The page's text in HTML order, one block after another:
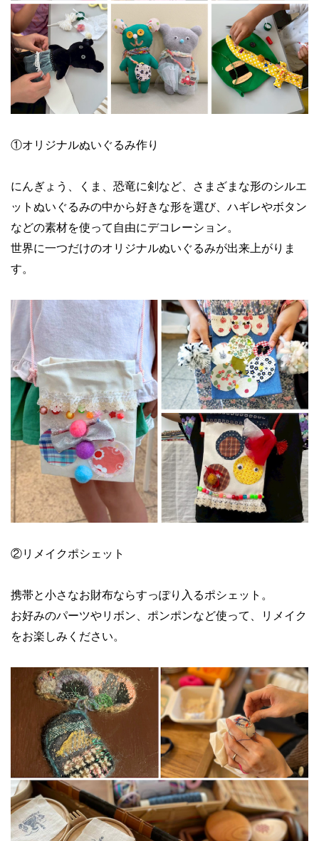
①オリジナルぬいぐるみ作り
にんぎょう、くま、恐竜に剣など、さまざまな形のシルエ
ットぬいぐるみの中から好きな形を選び、ハギレやボタン
などの素材を使って自由にデコレーション。
世界に一つだけのオリジナルぬいぐるみが出来上がりま
す。
②リメイクポシェット
携帯と小さなお財布ならすっぽり入るポシェット。
お好みのパーツやリボン、ポンポンなど使って、リメイク
をお楽しみください。